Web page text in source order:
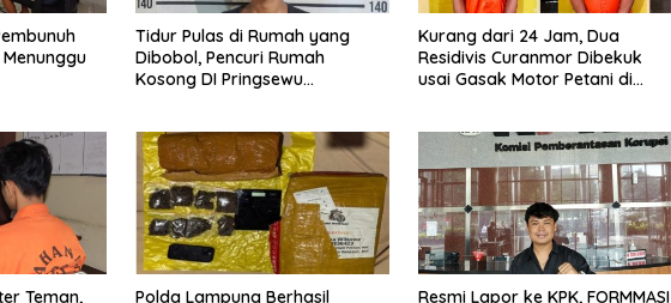
Tidur Pulas di Rumah yang
Dibobol, Pencuri Rumah
Kosong DI Pringsewu
Kurang dari 24 Jam, Dua
Residivis Curanmor Dibekuk
usai Gasak Motor Petani di
Teman,
Polda Lampung Berhasil
Resmi Lapor ke KPK, FORMMASI